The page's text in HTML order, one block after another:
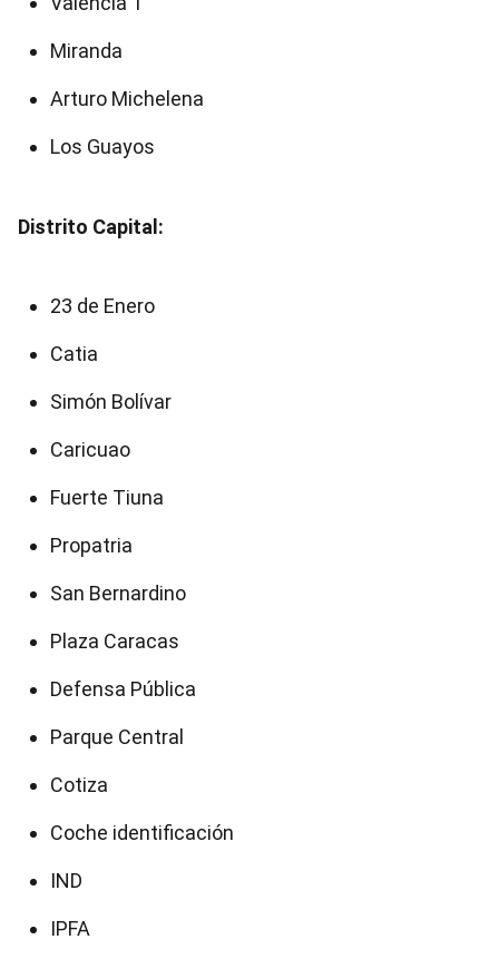
Miranda
Arturo Michelena
Los Guayos
Distrito Capital:
23 de Enero
Catia
Simón Bolívar
Caricuao
Fuerte Tiuna
Propatria
San Bernardino
Plaza Caracas
Defensa Pública
Parque Central
Cotiza
Coche identificación
IND
IPFA